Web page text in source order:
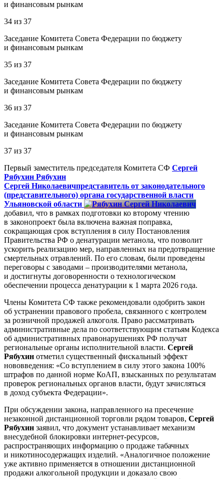
и финансовым рынкам
34 из 37
Заседание Комитета Совета Федерации по бюджету
и финансовым рынкам
35 из 37
Заседание Комитета Совета Федерации по бюджету
и финансовым рынкам
36 из 37
Заседание Комитета Совета Федерации по бюджету
и финансовым рынкам
37 из 37
Первый заместитель председателя Комитета СФ Сергей
Рябухин Рябухин
Сергей Николаевичпредставитель от законодательного
(представительного) органа государственной власти
Ульяновской области
добавил, что в рамках подготовки ко второму чтению
в законопроект была включена важная поправка,
сокращающая срок вступления в силу Постановления
Правительства РФ о денатурации метанола, что позволит
ускорить реализацию мер, направленных на предотвращение
смертельных отравлений. По его словам, были проведены
переговоры с заводами – производителями метанола,
и достигнуты договоренности о технологическом
обеспечении процесса денатурации к 1 марта 2026 года.
Члены Комитета СФ также рекомендовали одобрить закон
об устранении правового пробела, связанного с контролем
за розничной продажей алкоголя. Право рассматривать
административные дела по соответствующим статьям Кодекса
об административных правонарушениях РФ получат
региональные органы исполнительной власти. Сергей
Рябухин отметил существенный фискальный эффект
нововведения: «Со вступлением в силу этого закона 100%
штрафов по данной норме КоАП, взысканных по результатам
проверок региональных органов власти, будут зачисляться
в доход субъекта Федерации».
При обсуждении закона, направленного на пресечение
незаконной дистанционной торговли рядом товаров, Сергей
Рябухин заявил, что документ устанавливает механизм
внесудебной блокировки интернет-ресурсов,
распространяющих информацию о продаже табачных
и никотиносодержащих изделий. «Аналогичное положение
уже активно применяется в отношении дистанционной
продажи алкогольной продукции и доказало свою